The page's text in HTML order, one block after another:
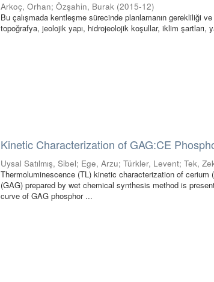
Arkoç, Orhan;Özşahin, Burak (2015-12)
Bu çalışmada kentleşme sürecinde planlamanın gerekliliği
topoğrafya, jeolojik yapı, hidrojeolojik koşullar, iklim şartları,
Kinetic Characterization of GAG:CE
Uysal Satılmış, Sibel; Ege, Arzu;Türkler, Levent;Tek,
Thermoluminescence (TL) kinetic characterization of cerium
(GAG) prepared by wet chemical synthesis method is
curve of GAG phosphor ...